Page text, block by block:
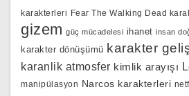
karakterleri Fear The Walking Dead
gizem güç mücadelesi ihanet insan
karakter dönüşümü karakter
karanlik atmosfer kimlik arayışı
manipülasyon Narcos karakterleri